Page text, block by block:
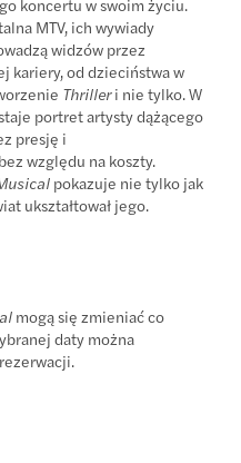
MTV, ich wywiady
widzów przez
kariery, od dzieciństwa w
Thrilleri nie tylko. W
portret artysty dążącego
presję i
względu na koszty.
pokazuje nie tylko jak
ukształtował jego.
mogą się zmieniać co
daty można